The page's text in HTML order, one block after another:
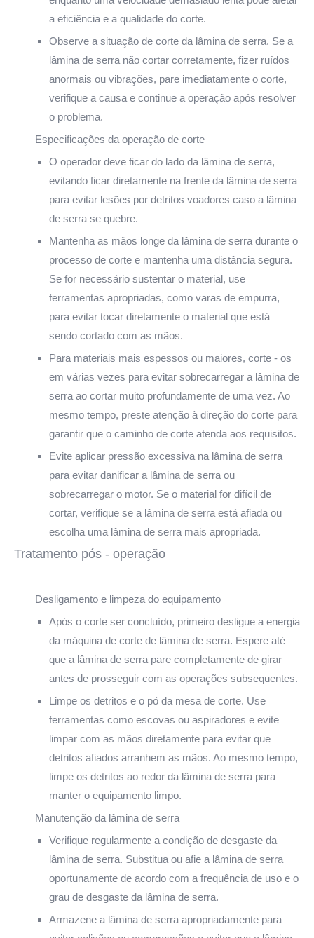
a eficiência e a qualidade do corte.
Observe a situação de corte da lâmina de serra. Se a
lâmina de serra não cortar corretamente, fizer ruídos
anormais ou vibrações, pare imediatamente o corte,
verifique a causa e continue a operação após resolver
o problema.
Especificações da operação de corte
O operador deve ficar do lado da lâmina de serra,
evitando ficar diretamente na frente da lâmina de serra
para evitar lesões por detritos voadores caso a lâmina
de serra se quebre.
Mantenha as mãos longe da lâmina de serra durante o
processo de corte e mantenha uma distância segura.
Se for necessário sustentar o material, use
ferramentas apropriadas, como varas de empurra,
para evitar tocar diretamente o material que está
sendo cortado com as mãos.
Para materiais mais espessos ou maiores, corte - os
em várias vezes para evitar sobrecarregar a lâmina de
serra ao cortar muito profundamente de uma vez. Ao
mesmo tempo, preste atenção à direção do corte para
garantir que o caminho de corte atenda aos requisitos.
Evite aplicar pressão excessiva na lâmina de serra
para evitar danificar a lâmina de serra ou
sobrecarregar o motor. Se o material for difícil de
cortar, verifique se a lâmina de serra está afiada ou
escolha uma lâmina de serra mais apropriada.
Tratamento pós - operação
Desligamento e limpeza do equipamento
Após o corte ser concluído, primeiro desligue a energia
da máquina de corte de lâmina de serra. Espere até
que a lâmina de serra pare completamente de girar
antes de prosseguir com as operações subsequentes.
Limpe os detritos e o pó da mesa de corte. Use
ferramentas como escovas ou aspiradores e evite
limpar com as mãos diretamente para evitar que
detritos afiados arranhem as mãos. Ao mesmo tempo,
limpe os detritos ao redor da lâmina de serra para
manter o equipamento limpo.
Manutenção da lâmina de serra
Verifique regularmente a condição de desgaste da
lâmina de serra. Substitua ou afie a lâmina de serra
oportunamente de acordo com a frequência de uso e o
grau de desgaste da lâmina de serra.
Armazene a lâmina de serra apropriadamente para